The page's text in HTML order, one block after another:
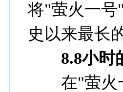
将"萤火一号
史以来最长
8.8小时
在"萤火一